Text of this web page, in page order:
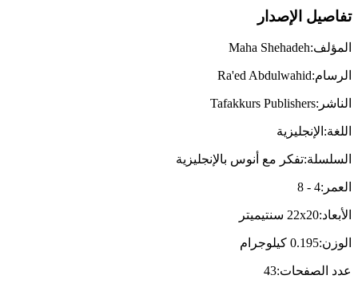
تفاصيل الإصدار
المؤلف:
Maha Shehadeh
الرسام:
Ra'ed Abdulwahid
الناشر :
Tafakkurs Publishers
اللغة: الإنجليزية
السلسلة:تفكر مع أنوس بالإنجليزية
العمر :
4
-
8
الأبعاد:
22x20 سنتيميتر
الوزن:
0.195 كيلوجرام
عدد الصفحات:
43